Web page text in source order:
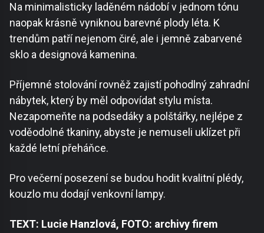
Na minimalisticky laděném nádobí v jednom tónu
naopak krásně vyniknou barevné plody léta. K
trendům patří nejenom čiré, ale i jemně zabarvené
sklo a designová kamenina.
Příjemné stolování rovněž zajistí pohodlný zahradní
nábytek, který by měl odpovídat stylu místa.
Nezapomeňte na podsedáky a polštářky, nejlépe z
voděodolné tkaniny, abyste je nemuseli uklízet při
každé letní přeháňce.
Pro večerní posezení se budou hodit kvalitní plédy,
kouzlo mu dodají venkovní lampy.
TEXT: Lucie Hanzlová, FOTO: archivy firem